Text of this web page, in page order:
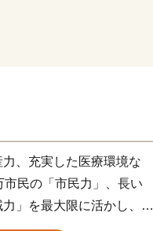
、充実した医療環境な
民の「市民力」、長い
」を最大限に活かし、市
づくりを進めています。